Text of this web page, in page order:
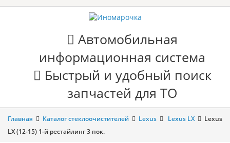
Автомобильная
информационная система
Быстрый и удобный поиск
запчастей для ТО
Главная Каталог стеклоочистителей Lexus Lexus LX
Lexus
LX (12-15) 1-й рестайлинг 3 пок.